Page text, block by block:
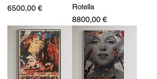
Prezzo
6500,00 €
Rotella
Prezzo
8800,00 €